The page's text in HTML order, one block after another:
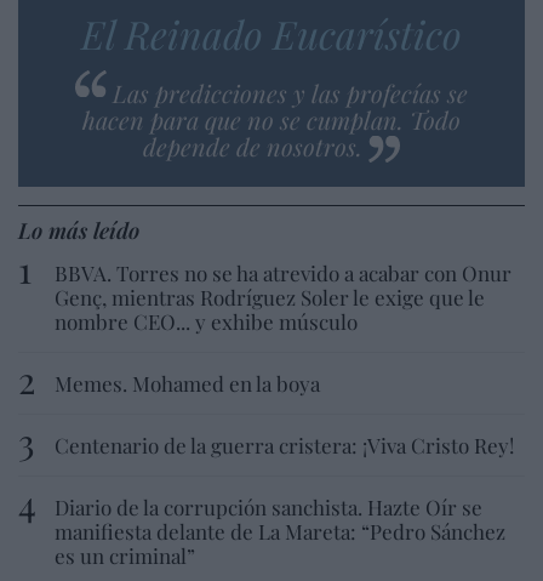
El Reinado Eucarístico
Las predicciones y las profecías se
hacen para que no se cumplan. Todo
depende de nosotros.
Lo más leído
BBVA. Torres no se ha atrevido a acabar con Onur
Genç, mientras Rodríguez Soler le exige que le
nombre CEO... y exhibe músculo
Memes. Mohamed en la boya
Centenario de la guerra cristera: ¡Viva Cristo Rey!
Diario de la corrupción sanchista. Hazte Oír se
manifiesta delante de La Mareta: “Pedro Sánchez
es un criminal”